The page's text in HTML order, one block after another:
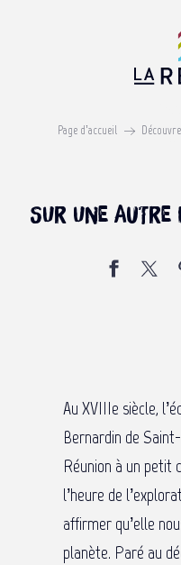
LE PITON DE LA
Page d’accueil
Sur une autre
Au XVIIIe siècle,
Bernardin de
Réunion à un petit
l’heure de
affirmer qu’elle
planète. Paré au